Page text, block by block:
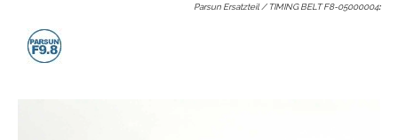
Parsun Ersatzteil / TIMING BELT F8-05000004: